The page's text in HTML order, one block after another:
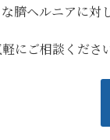
臍ヘルニアに
にご相談くだ